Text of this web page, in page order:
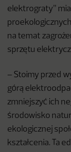
elektrograty”
na temat
sprzętu
– Stoimy przed
górą
zmniejszyć ich
środowisko
ekologicznej
kształcenia. Ta